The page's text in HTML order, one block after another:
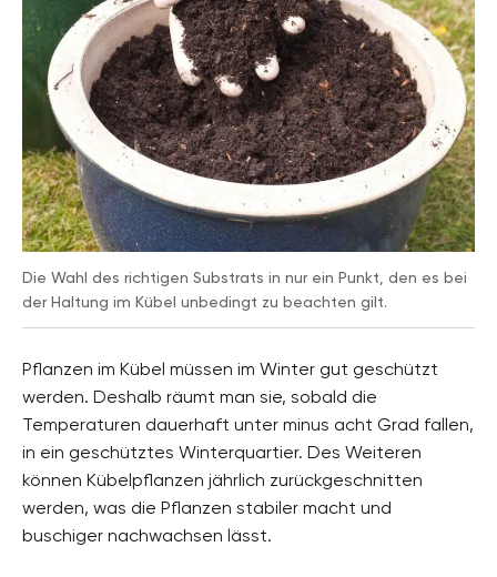
Die Wahl des richtigen Substrats in nur ein Punkt, den es bei
der Haltung im Kübel unbedingt zu beachten gilt.
Pflanzen im Kübel müssen im Winter gut geschützt
werden. Deshalb räumt man sie, sobald die
Temperaturen dauerhaft unter minus acht Grad fallen,
in ein geschütztes Winterquartier. Des Weiteren
können Kübelpflanzen jährlich zurückgeschnitten
werden, was die Pflanzen stabiler macht und
buschiger nachwachsen lässt.